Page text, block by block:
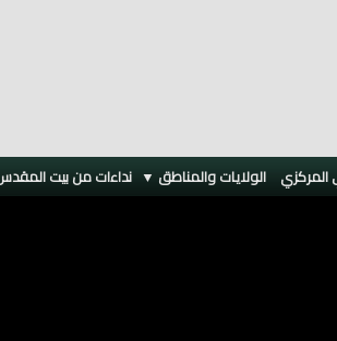
المركزي الولايات والمناطق ▼ نداءات من بيت